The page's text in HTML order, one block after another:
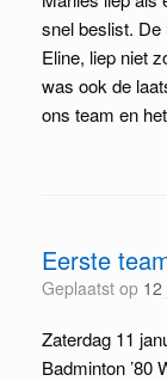
snel beslist.
Eline, liep niet
was ook de
ons team en
Eerste
Geplaatst op
Zaterdag 11
Badminton ’80